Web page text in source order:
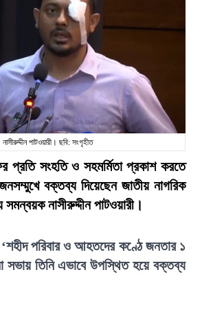
নাসীরুদ্দীন পাটওয়ারী। ছবি: সংগৃহীত
প্রতি সংহতি ও সহমর্মিতা প্রকাশ করতে
বক্তব্য দিয়েছেন জাতীয় নাগরিক
সমন্বয়ক নাসীরুদ্দীন পাটওয়ারী।
পরিবার ও আহতদের কণ্ঠে জনতার ১
সভায় তিনি এভাবে উপস্থিত হয়ে বক্তব্য